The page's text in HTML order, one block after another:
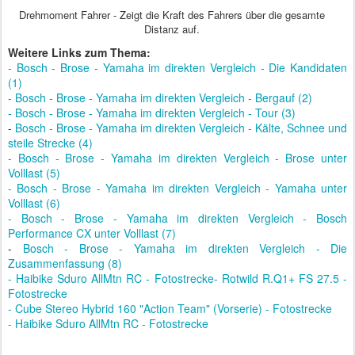
Drehmoment Fahrer - Zeigt die Kraft des Fahrers über die gesamte
Distanz auf.
Weitere Links zum Thema:
- Bosch - Brose - Yamaha im direkten Vergleich - Die Kandidaten
(1)
- Bosch - Brose - Yamaha im direkten Vergleich - Bergauf (2)
- Bosch - Brose - Yamaha im direkten Vergleich - Tour (3)
- Bosch - Brose - Yamaha im direkten Vergleich - Kälte, Schnee und
steile Strecke (4)
- Bosch - Brose - Yamaha im direkten Vergleich - Brose unter
Volllast (5)
- Bosch - Brose - Yamaha im direkten Vergleich - Yamaha unter
Volllast (6)
- Bosch - Brose - Yamaha im direkten Vergleich - Bosch
Performance CX unter Volllast (7)
- Bosch - Brose - Yamaha im direkten Vergleich - Die
Zusammenfassung (8)
- Haibike Sduro AllMtn RC - Fotostrecke- Rotwild R.Q1+ FS 27.5 -
Fotostrecke
- Cube Stereo Hybrid 160 "Action Team" (Vorserie) - Fotostrecke
- Haibike Sduro AllMtn RC - Fotostrecke